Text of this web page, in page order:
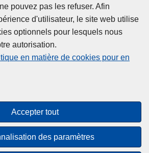
pouvez pas les refuser. Afin
d'utilisateur, le site web utilise
optionnels pour lesquels nous
autorisation.
en matière de cookies pour en
Accepter tout
des paramètres
Cookies
Accessibilité
© 2026 Police.be